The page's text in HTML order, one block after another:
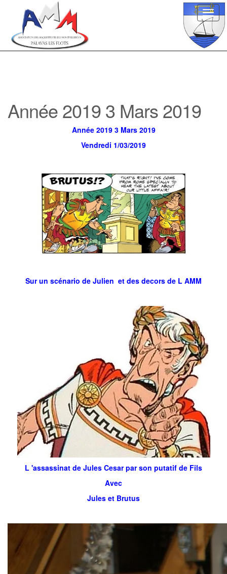
Année 2019 3 Mars 2019
Année 2019 3 Mars 2019
Vendredi 1/03/2019
Sur un scénario de Julien et des decors de L AMM
L 'assassinat de Jules Cesar par son putatif de Fils
Avec
Jules et Brutus